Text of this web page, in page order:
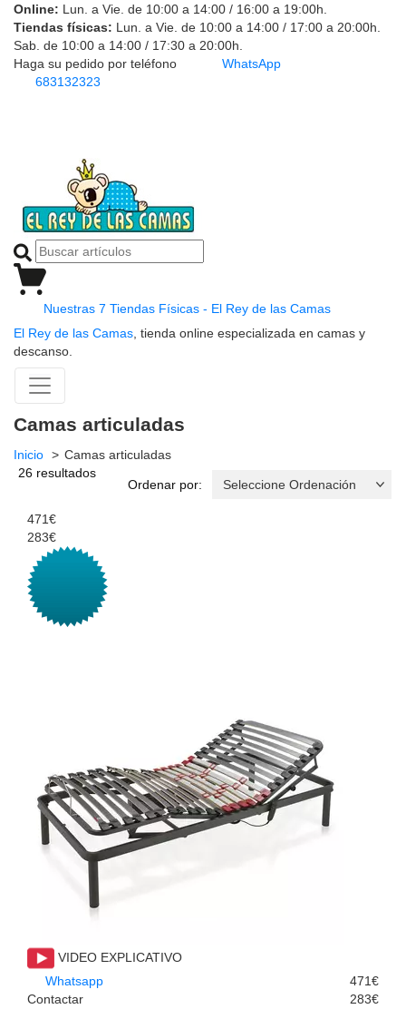
Online: Lun. a Vie. de 10:00 a 14:00 / 16:00 a 19:00h.
Tiendas físicas: Lun. a Vie. de 10:00 a 14:00 / 17:00 a 20:00h.
Sab. de 10:00 a 14:00 / 17:30 a 20:00h.
Haga su pedido por teléfono
683132323
WhatsApp
Nuestras 7 Tiendas Físicas - El Rey de las Camas
El Rey de las Camas , tienda online especializada en camas y
descanso.
Camas articuladas
Inicio
Camas articuladas
26 resultados
Ordenar por:
471€
283€
VIDEO EXPLICATIVO
Whatsapp
Contactar
471€
283€